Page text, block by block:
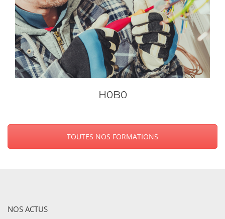
H0B0
TOUTES NOS FORMATIONS
NOS ACTUS